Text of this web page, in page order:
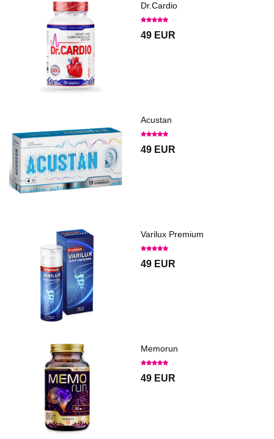
Dr.Cardio
49 EUR
Acustan
49 EUR
Varilux Premium
49 EUR
Memorun
49 EUR